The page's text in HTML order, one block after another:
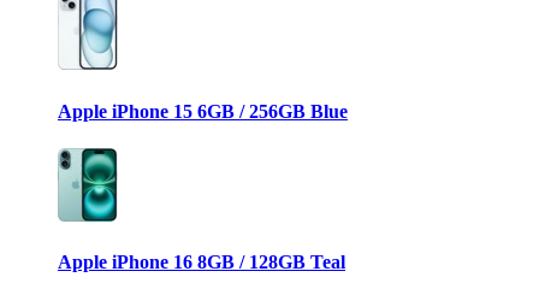
Apple iPhone 15 6GB / 256GB Blue
Apple iPhone 16 8GB / 128GB Teal